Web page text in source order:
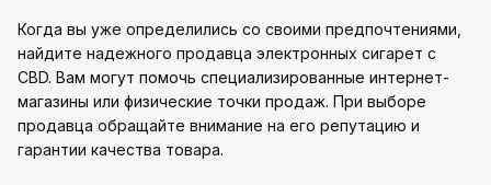
Когда вы уже определились со своими предпочтениями,
найдите надежного продавца электронных сигарет с
CBD. Вам могут помочь специализированные интернет-
магазины или физические точки продаж. При выборе
продавца обращайте внимание на его репутацию и
гарантии качества товара.